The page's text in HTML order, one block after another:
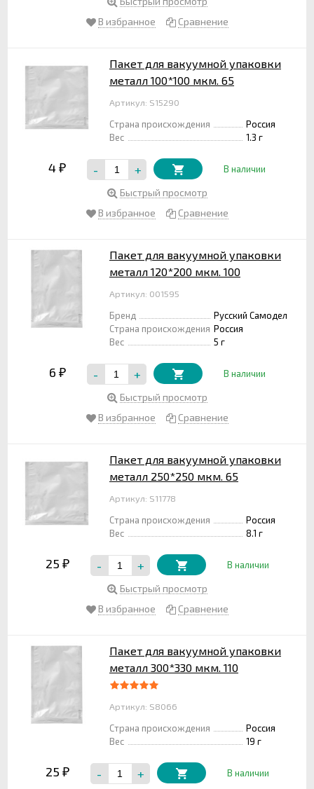
В избранное
Сравнение
Пакет для вакуумной упаковки
металл 100*100 мкм. 65
Артикул: S15290
Страна происхождения
Россия
Вес
1.3 г
4 ₽ - + В наличии
Быстрый просмотр
В избранное
Сравнение
Пакет для вакуумной упаковки
металл 120*200 мкм. 100
Артикул: 001595
Бренд
Русский Самодел
Страна происхождения Россия
Вес
5 г
6 ₽ - + В наличии
Быстрый просмотр
В избранное
Сравнение
Пакет для вакуумной упаковки
металл 250*250 мкм. 65
Артикул: S11778
Страна происхождения
Россия
Вес
8.1 г
25 ₽ - + В наличии
Быстрый просмотр
В избранное
Сравнение
Пакет для вакуумной упаковки
металл 300*330 мкм. 110
Артикул: S8066
Страна происхождения
Россия
Вес
19 г
25 ₽ - + В наличии